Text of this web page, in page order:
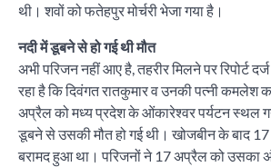
थी। शवों को फतेहपुर मोर्चरी भेजा गया है।
नदी में डूबने से हो गई थी मौत
अभी परिजन नहीं आए है, तहरीर मिलने पर रिपोर्ट
रहा है कि दिवंगत रातकुमार व उनकी पत्नी कमलेश
अप्रैल को मध्य प्रदेश के ओंकारेश्वर पर्यटन स्थल
डूबने से उसकी मौत हो गई थी। खोजबीन के बाद
बरामद हुआ था। परिजनों ने 17 अप्रैल को उसका